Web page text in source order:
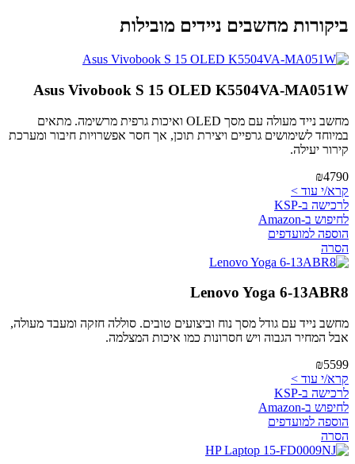
ביקורות מחשבים ניידים מובילות
Asus Vivobook S 15 OLED K5504VA-MA051W
מחשב נייד מעולה עם מסך OLED ואיכות גרפית מרשימה. מתאים
במיוחד לשימושים גרפיים ויצירת תוכן, אך חסר אפשרויות חיבור ומערכת
קירור יעילה.
₪4790
קרא/י עוד >
לרכישה ב-KSP
לחיפוש ב-Amazon
הוספה למועדפים
הסרה
Lenovo Yoga 6-13ABR8
מחשב נייד עם גודל מסך נוח וביצועים טובים. סוללה חזקה ומעבד מעולה,
אבל המחיר הגבוה ויש חסרונות כמו איכות המצלמה.
₪5599
קרא/י עוד >
לרכישה ב-KSP
לחיפוש ב-Amazon
הוספה למועדפים
הסרה